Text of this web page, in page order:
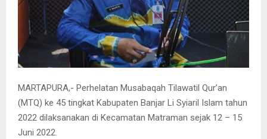
MARTAPURA,- Perhelatan Musabaqah Tilawatil Qur’an
(MTQ) ke 45 tingkat Kabupaten Banjar Li Syiaril Islam tahun
2022 dilaksanakan di Kecamatan Matraman sejak 12 – 15
Juni 2022.